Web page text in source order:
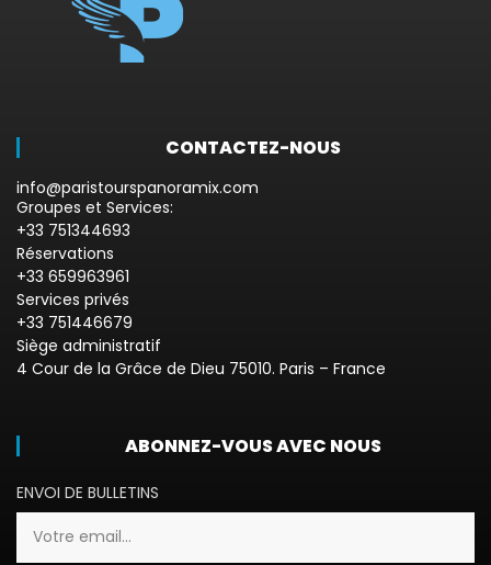
CONTACTEZ-NOUS
info@paristourspanoramix.com
Groupes et Services:
+33 751344693
Réservations
+33 659963961
Services privés
+33 751446679
Siège administratif
4 Cour de la Grâce de Dieu 75010. Paris – France
ABONNEZ-VOUS AVEC NOUS
ENVOI DE BULLETINS